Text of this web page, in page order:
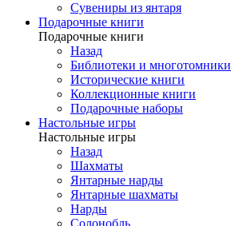
Сувениры из янтаря
Подарочные книги
Подарочные книги
Назад
Библиотеки и многотомники
Исторические книги
Коллекционные книги
Подарочные наборы
Настольные игры
Настольные игры
Назад
Шахматы
Янтарные нарды
Янтарные шахматы
Нарды
Солонобль